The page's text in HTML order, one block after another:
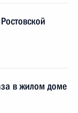
в жилом доме